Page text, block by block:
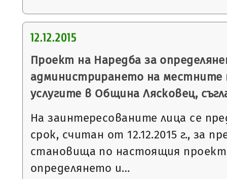
12.12.2015
Проект на Наредба за
администрирането на местните
услугите в Община Лясковец,
На заинтересованите лица се
срок, считан от 12.12.2015 г., за
становища по настоящия проект
определянето и…